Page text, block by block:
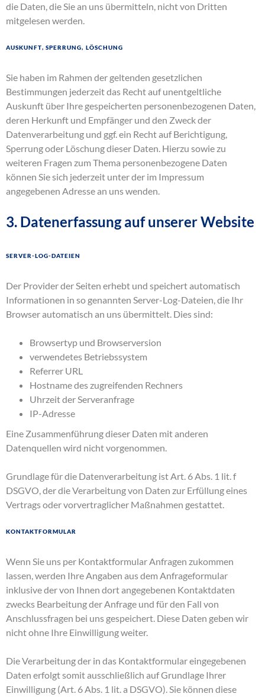
die Daten, die Sie an uns übermitteln, nicht von Dritten
mitgelesen werden.
Auskunft, Sperrung, Löschung
Sie haben im Rahmen der geltenden gesetzlichen
Bestimmungen jederzeit das Recht auf unentgeltliche
Auskunft über Ihre gespeicherten personenbezogenen Daten,
deren Herkunft und Empfänger und den Zweck der
Datenverarbeitung und ggf. ein Recht auf Berichtigung,
Sperrung oder Löschung dieser Daten. Hierzu sowie zu
weiteren Fragen zum Thema personenbezogene Daten
können Sie sich jederzeit unter der im Impressum
angegebenen Adresse an uns wenden.
3. Datenerfassung auf unserer Website
Server-Log-Dateien
Der Provider der Seiten erhebt und speichert automatisch
Informationen in so genannten Server-Log-Dateien, die Ihr
Browser automatisch an uns übermittelt. Dies sind:
Browsertyp und Browserversion
verwendetes Betriebssystem
Referrer URL
Hostname des zugreifenden Rechners
Uhrzeit der Serveranfrage
IP-Adresse
Eine Zusammenführung dieser Daten mit anderen
Datenquellen wird nicht vorgenommen.
Grundlage für die Datenverarbeitung ist Art. 6 Abs. 1 lit. f
DSGVO, der die Verarbeitung von Daten zur Erfüllung eines
Vertrags oder vorvertraglicher Maßnahmen gestattet.
Kontaktformular
Wenn Sie uns per Kontaktformular Anfragen zukommen
lassen, werden Ihre Angaben aus dem Anfrageformular
inklusive der von Ihnen dort angegebenen Kontaktdaten
zwecks Bearbeitung der Anfrage und für den Fall von
Anschlussfragen bei uns gespeichert. Diese Daten geben wir
nicht ohne Ihre Einwilligung weiter.
Die Verarbeitung der in das Kontaktformular eingegebenen
Daten erfolgt somit ausschließlich auf Grundlage Ihrer
Einwilligung (Art. 6 Abs. 1 lit. a DSGVO). Sie können diese